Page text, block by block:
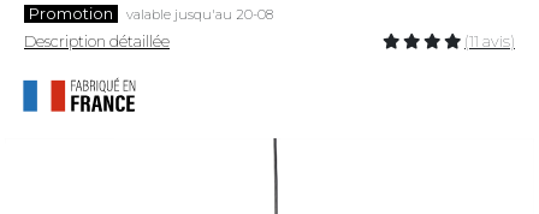
Promotion valable jusqu'au 20-08
Description détaillée (11 avis)